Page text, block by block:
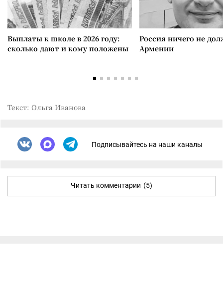
Выплаты к школе в 2026 году:
сколько дают и кому положены
Россия ничего не
Армении
Текст: Ольга Иванова
Подписывайтесь на наши каналы
Читать комментарии (5)